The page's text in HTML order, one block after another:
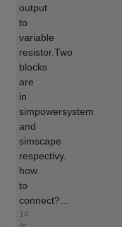
output
to
variable
resistor.Two
blocks
are
in
simpowersystem
and
simscape
respectivy.
how
to
connect?...
14